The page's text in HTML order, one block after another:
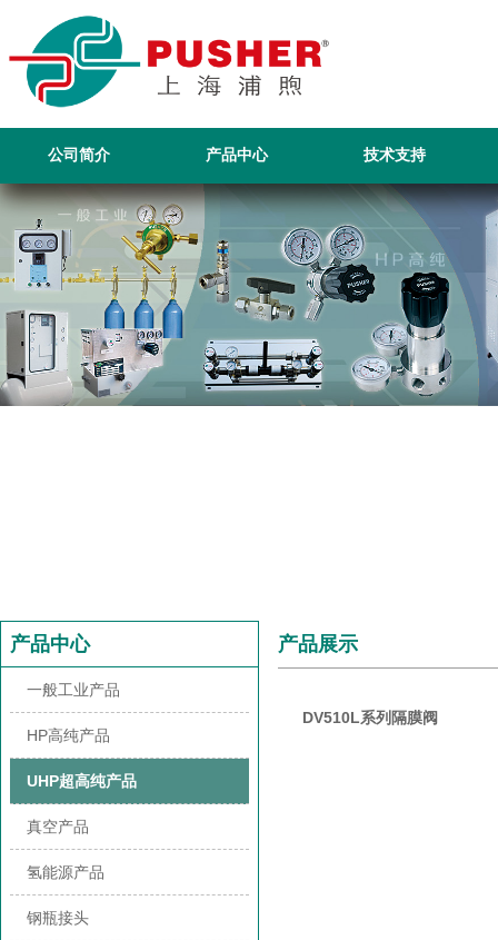
公司简介 产品中心 技术支持
产品中心
一般工业产品
HP高纯产品
UHP超高纯产品
真空产品
氢能源产品
钢瓶接头
产品展示
DV510L系列隔膜阀